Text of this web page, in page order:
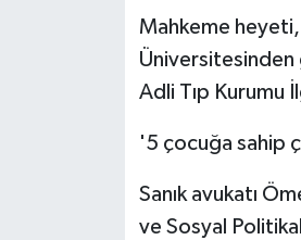
Mahkeme heyeti,
Üniversitesinden
Adli Tıp Kurumu
'5 çocuğa sahip
Sanık avukatı
ve Sosyal